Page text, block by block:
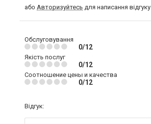
або Авторизуйтесь для написання відгуку
Обслуговування
0/12
Якість послуг
0/12
Соотношение цены и качества
0/12
Відгук: